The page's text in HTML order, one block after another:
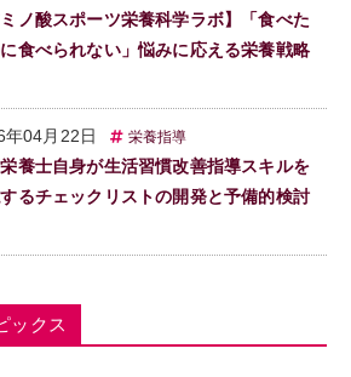
ミノ酸スポーツ栄養科学ラボ】「食べた
食べられない」悩みに応える栄養戦略
年04月22日 栄養指導
養士自身が生活習慣改善指導スキルを
るチェックリストの開発と予備的検討
ックス